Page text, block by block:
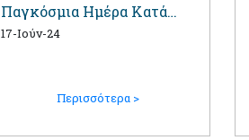
Παγκόσμια Ημέρα Κατά
των Ναρκωτικών (26
17-Ιούν-24
Περισσότερα >